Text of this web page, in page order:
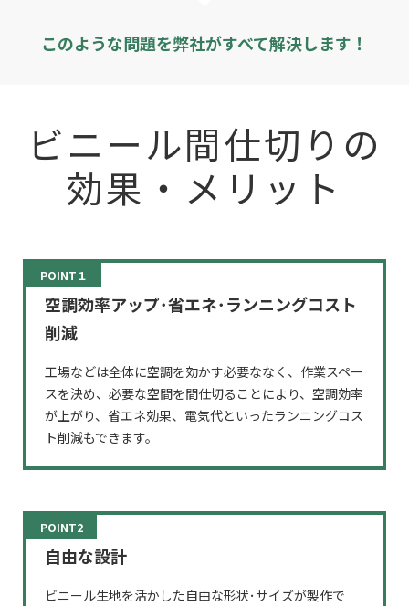
このような問題を弊社がすべて解決します！
ビニール間仕切りの
効果・メリット
POINT１
空調効率アップ･省エネ･ランニングコスト
削減
工場などは全体に空調を効かす必要ななく、作業スペー
スを決め、必要な空間を間仕切ることにより、空調効率
が上がり、省エネ効果、電気代といったランニングコス
ト削減もできます。
POINT2
自由な設計
ビニール生地を活かした自由な形状･サイズが製作で